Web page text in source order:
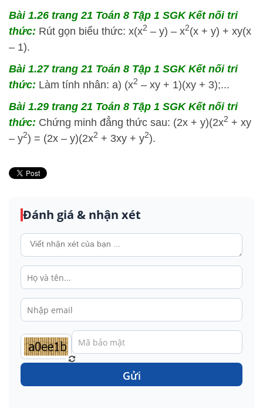
Bài 1.26 trang 21 Toán 8 Tập 1 SGK Kết nối tri
thức: Rút gọn biểu thức: x(x2 – y) – x2(x + y) + xy(x
– 1).
Bài 1.27 trang 21 Toán 8 Tập 1 SGK Kết nối tri
thức: Làm tính nhân: a) (x2 – xy + 1)(xy + 3);...
Bài 1.29 trang 21 Toán 8 Tập 1 SGK Kết nối tri
thức: Chứng minh đẳng thức sau: (2x + y)(2x2 + xy
– y2) = (2x – y)(2x2 + 3xy + y2).
Đánh giá & nhận xét
Gửi